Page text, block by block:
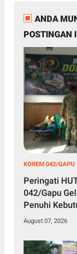
ANDA
POSTINGAN
KOREM 042/GAPU
Peringati
042/Gapu
Penuhi
August 07, 2026